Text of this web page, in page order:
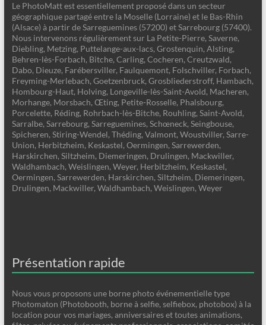
Le PhotoMatt est essentiellement proposé dans un secteur
géographique partagé entre la Moselle (Lorraine) et le Bas-Rhin
(Alsace) à partir de Sarreguemines (57200) et Sarrebourg (57400).
Nous intervenons régulièrement sur La Petite-Pierre, Saverne,
Diebling, Metzing, Puttelange-aux-lacs, Grostenquin, Alsting,
Behren-lès-Forbach, Bitche, Carling, Cocheren, Creutzwald,
Dabo, Dieuze, Farébersviller, Faulquemont, Folschviller, Forbach,
Freyming-Merlebach, Goetzenbruck, Grosbliederstroff, Hambach,
Hombourg-Haut, Holving, Longeville-lès-Saint-Avold, Macheren,
Morhange, Morsbach, Œting, Petite-Rosselle, Phalsbourg,
Porcelette, Réding, Rohrbach-lès-Bitche, Rouhling, Saint-Avold,
Sarralbe, Sarrebourg, Sarreguemines, Schœneck, Seingbouse,
Spicheren, Stiring-Wendel, Théding, Valmont, Woustviller, Sarre-
Union, Herbitzheim, Keskastel, Oermingen, Sarrewerden,
Harskirchen, Siltzheim, Diemeringen, Drulingen, Mackwiller,
Waldhambach, Weislingen, Weyer, Herbitzheim, Keskastel,
Oermingen, Sarrewerden, Harskirchen, Siltzheim, Diemeringen,
Drulingen, Mackwiller, Waldhambach, Weislingen, Weyer
Présentation rapide
Nous vous proposons une borne photo événementielle type
Photomaton (Photobooth, borne à selfie, selfiebox, photobox) à la
location pour vos mariages, anniversaires et toutes animations,